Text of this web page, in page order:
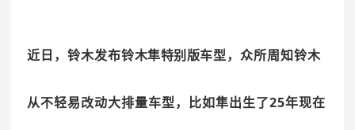
近日，铃木发布铃木隼特别版车型，众所周知铃木
从不轻易改动大排量车型，比如隼出生了25年现在